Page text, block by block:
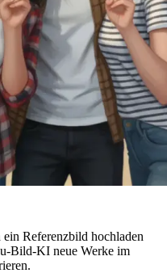
Referenzbild hochladen
Bild-KI neue Werke im